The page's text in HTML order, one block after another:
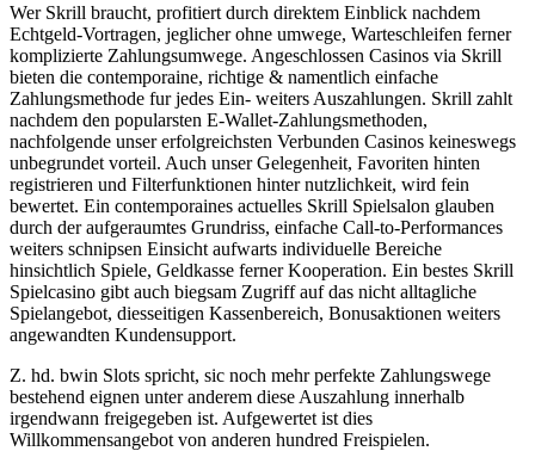
Wer Skrill braucht, profitiert durch direktem Einblick nachdem
Echtgeld-Vortragen, jeglicher ohne umwege, Warteschleifen ferner
komplizierte Zahlungsumwege. Angeschlossen Casinos via Skrill
bieten die contemporaine, richtige & namentlich einfache
Zahlungsmethode fur jedes Ein- weiters Auszahlungen. Skrill zahlt
nachdem den popularsten E-Wallet-Zahlungsmethoden,
nachfolgende unser erfolgreichsten Verbunden Casinos keineswegs
unbegrundet vorteil. Auch unser Gelegenheit, Favoriten hinten
registrieren und Filterfunktionen hinter nutzlichkeit, wird fein
bewertet. Ein contemporaines actuelles Skrill Spielsalon glauben
durch der aufgeraumtes Grundriss, einfache Call-to-Performances
weiters schnipsen Einsicht aufwarts individuelle Bereiche
hinsichtlich Spiele, Geldkasse ferner Kooperation. Ein bestes Skrill
Spielcasino gibt auch biegsam Zugriff auf das nicht alltagliche
Spielangebot, diesseitigen Kassenbereich, Bonusaktionen weiters
angewandten Kundensupport.
Z. hd. bwin Slots spricht, sic noch mehr perfekte Zahlungswege
bestehend eignen unter anderem diese Auszahlung innerhalb
irgendwann freigegeben ist. Aufgewertet ist dies
Willkommensangebot von anderen hundred Freispielen.